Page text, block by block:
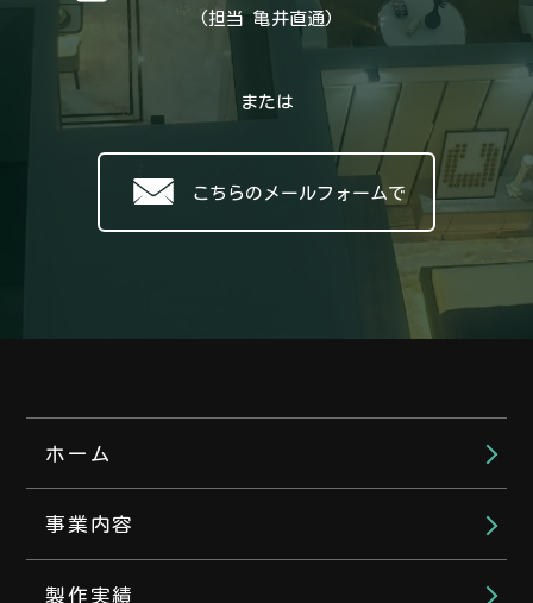
(担当 亀井直通)
または
こちらのメールフォームで
ホーム
事業内容
製作実績